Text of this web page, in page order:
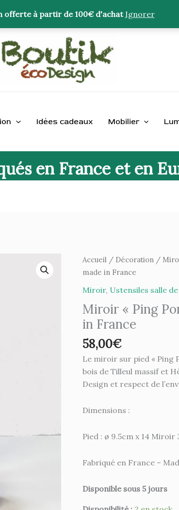
offerte à partir de 100€ d'achat Ignorer
Idées cadeaux Mobilier
en France et en
Accueil/ Décoration/
made in France
Miroir, Ustensiles salle
Miroir « Ping
in France
58,00€
Le miroir sur pied « Ping
bois de Tilleul massif et
Design et respect de
Dimensions :
Pied : ø 9.5cm x 14 Miroir
Fabriqué en France –
Disponible sous 5 jours
quantité
de
Pong"
Reine
-
made
in
France